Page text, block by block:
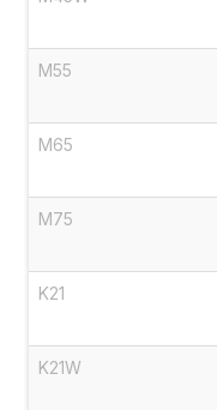
M55
M65
M75
K21
K21W